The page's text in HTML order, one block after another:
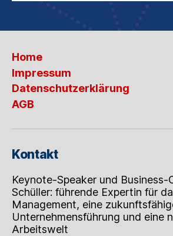
Home
Impressum
Datenschutzerklärung
AGB
Kontakt
Keynote-Speaker und Business-
Schüller: führende Expertin für
Management, eine
Unternehmensführung und eine
Arbeitswelt